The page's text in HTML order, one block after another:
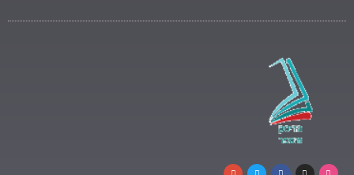
D
I
F
T
G